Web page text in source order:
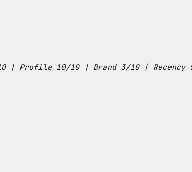
| Profile 10/10 | Brand 3/10 |